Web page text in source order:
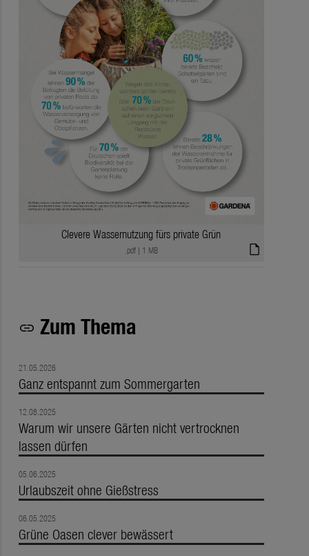
Clevere Wassernutzung fürs private Grün
.pdf| 1 MB draft
link Zum Thema
21.05.2026
Ganz entspannt zum Sommergarten
12.08.2025
Warum wir unsere Gärten nicht vertrocknen
lassen dürfen
05.06.2025
Urlaubszeit ohne Gießstress
06.05.2025
Grüne Oasen clever bewässert